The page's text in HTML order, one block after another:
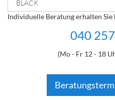
Individuelle Beratung erhalten Sie
040
(Mo - Fr 12 - 18